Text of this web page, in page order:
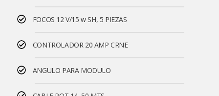
FOCOS 12 V/15 w SH, 5 PIEZAS
CONTROLADOR 20 AMP CRNE
ANGULO PARA MODULO